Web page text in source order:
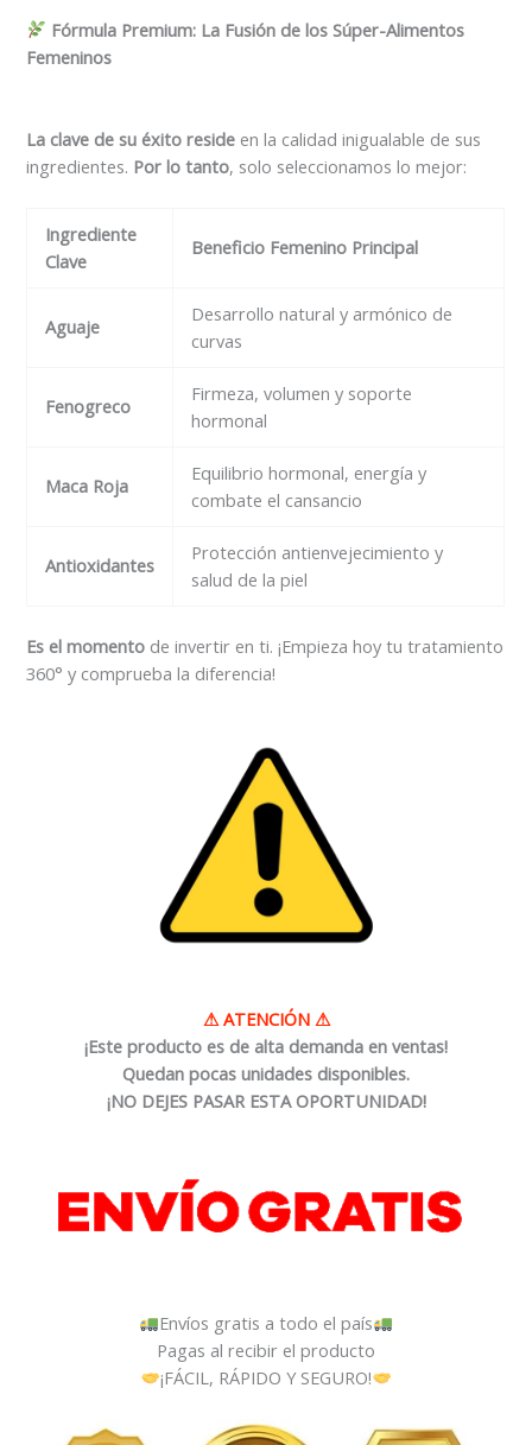
Fórmula Premium: La Fusión de los Súper-Alimentos
Femeninos
La clave de su éxito reside en la calidad inigualable de sus
ingredientes. Por lo tanto, solo seleccionamos lo mejor:
Ingrediente
Clave
Beneficio Femenino Principal
Aguaje
Desarrollo natural y armónico de
curvas
Fenogreco
Firmeza, volumen y soporte
hormonal
Maca Roja
Equilibrio hormonal, energía y
combate el cansancio
Antioxidantes
Protección antienvejecimiento y
salud de la piel
Es el momento de invertir en ti. ¡Empieza hoy tu tratamiento
360° y comprueba la diferencia!
⚠ATENCIÓN ⚠
¡Este producto es de alta demanda en ventas!
Quedan pocas unidades disponibles.
¡NO DEJES PASAR ESTA OPORTUNIDAD!
Envíos gratis a todo el país
Pagas al recibir el producto
¡FÁCIL, RÁPIDO Y SEGURO!